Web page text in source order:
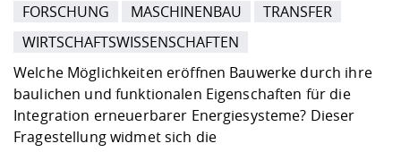
FORSCHUNG
MASCHINENBAU
TRANSFER
WIRTSCHAFTSWISSENSCHAFTEN
Welche Möglichkeiten eröffnen Bauwerke durch ihre
baulichen und funktionalen Eigenschaften für die
Integration erneuerbarer Energiesysteme? Dieser
Fragestellung widmet sich die